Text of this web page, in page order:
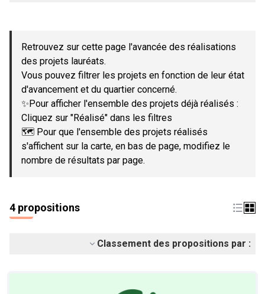
−
Retrouvez sur cette page l'avancée des réalisations
des projets lauréats.
Vous pouvez filtrer les projets en fonction de leur état
d'avancement et du quartier concerné.
✨Pour afficher l'ensemble des projets déjà réalisés :
Cliquez sur "Réalisé" dans les filtres
🗺️ Pour que l'ensemble des projets réalisés
s'affichent sur la carte, en bas de page, modifiez le
nombre de résultats par page.
4 propositions
Classement des propositions par :